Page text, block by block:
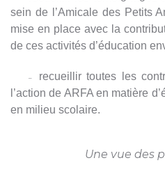
sein de l’Amicale des Petits
mise en place avec la
de ces activités d’éducation
– recueillir toutes les
l’action de ARFA en matière
en milieu scolaire.
Une vue des